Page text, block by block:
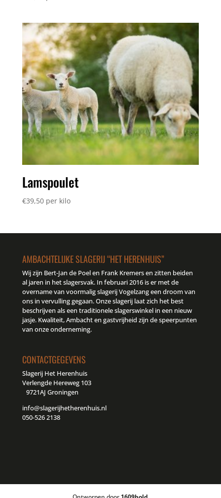
Lamspoulet
€39,50per kilo
AMBACHTELIJKE SLAGERIJ “HET HERENHUIS”
Wij zijn Bert-Jan de Poel en Frank Kremers en zitten beiden
al jaren in het slagersvak. In februari 2016 is er met de
overname van voormalig slagerij Vogelzang een droom van
ons in vervulling gegaan. Onze slagerij laat zich het best
beschrijven als een traditionele slagerswinkel in een nieuw
jasje. Kwaliteit, Ambacht en gastvrijheid zijn de speerpunten
van onze onderneming.
CONTACTGEGEVENS
Slagerij Het Herenhuis
Verlengde Hereweg 103
9721AJ Groningen
info@slagerijhetherenhuis.nl
050-526 2138